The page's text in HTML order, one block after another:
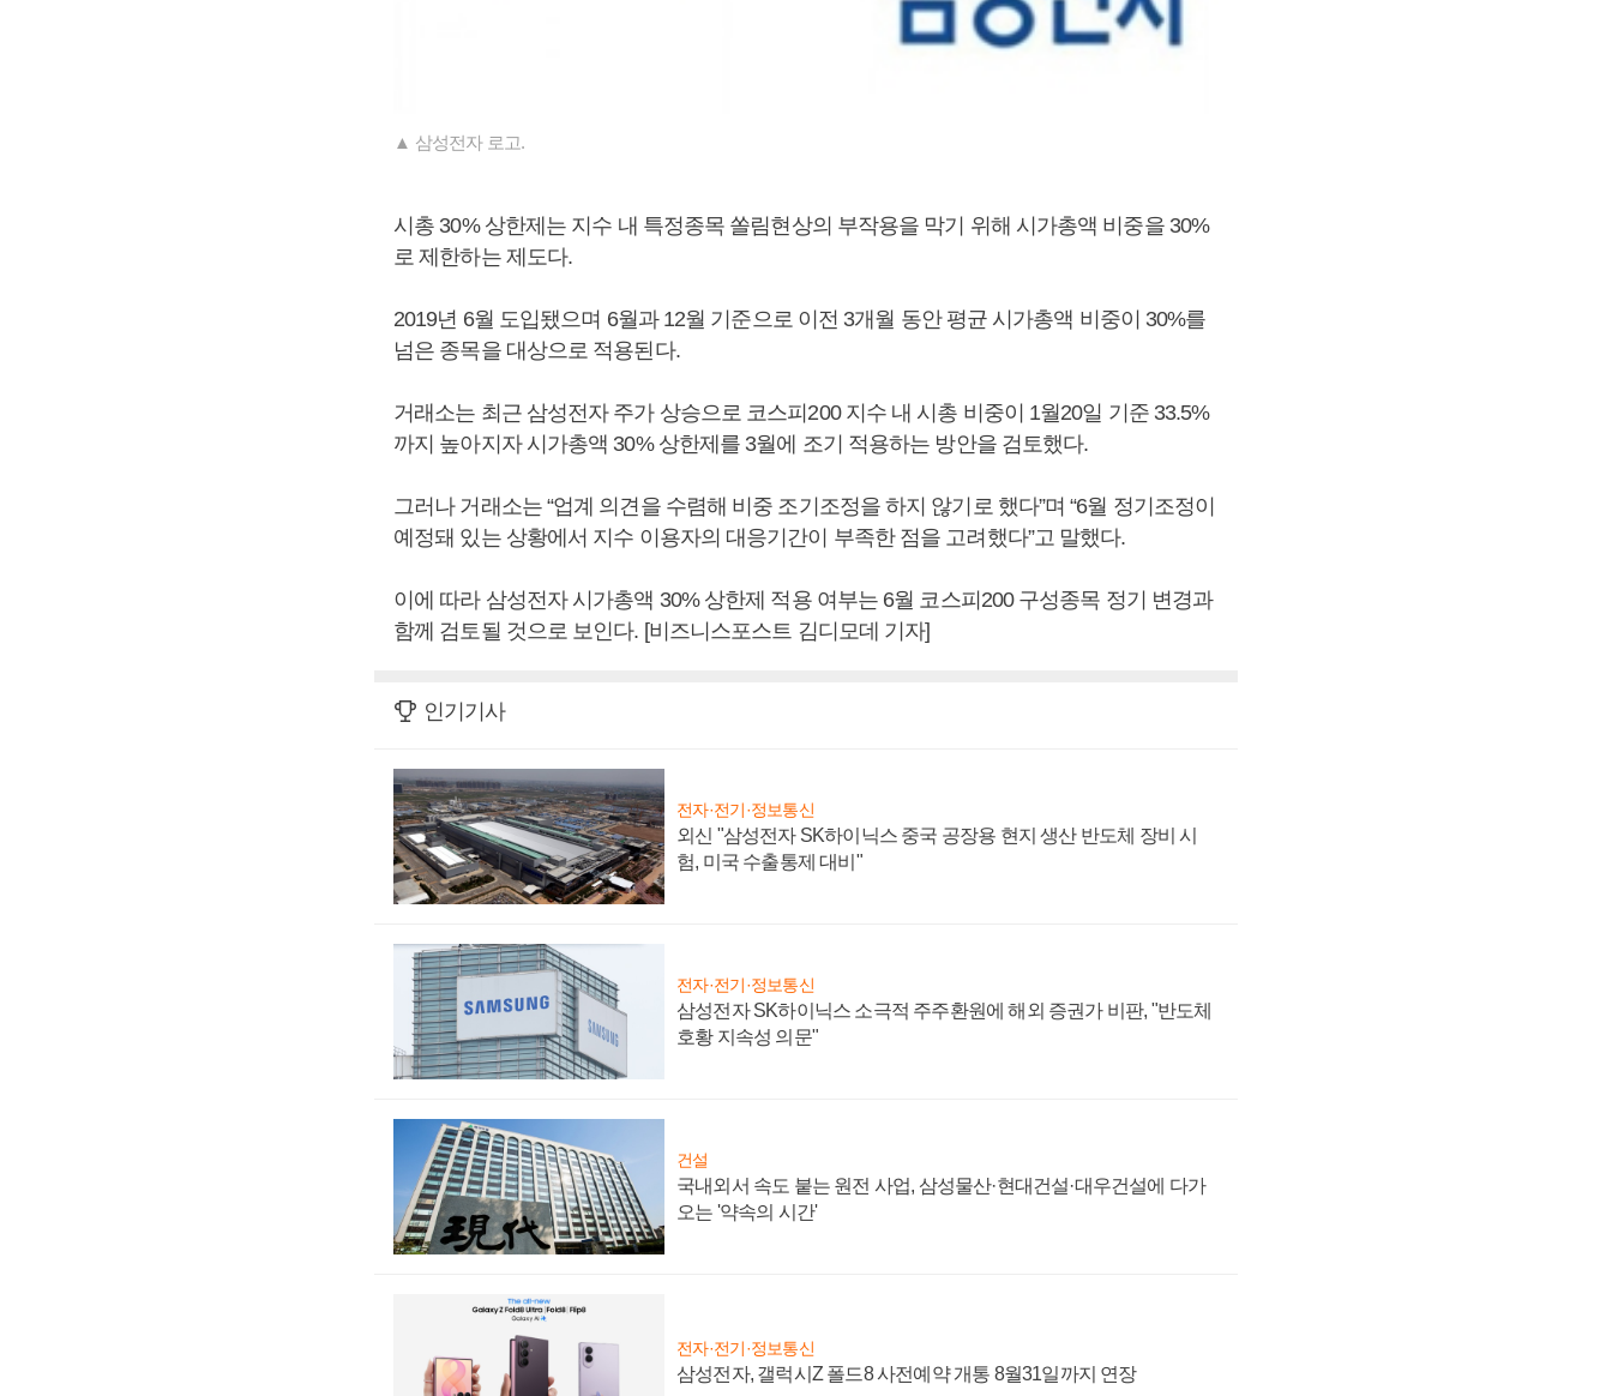
▲ 삼성전자 로고.
시총 30% 상한제는 지수 내 특정종목 쏠림현상의 부작용을 막기 위해 시가총액 비중을 30%
로 제한하는 제도다.
2019년 6월 도입됐으며 6월과 12월 기준으로 이전 3개월 동안 평균 시가총액 비중이 30%를
넘은 종목을 대상으로 적용된다.
거래소는 최근 삼성전자 주가 상승으로 코스피200 지수 내 시총 비중이 1월20일 기준 33.5%
까지 높아지자 시가총액 30% 상한제를 3월에 조기 적용하는 방안을 검토했다.
그러나 거래소는 “업계 의견을 수렴해 비중 조기조정을 하지 않기로 했다”며 “6월 정기조정이
예정돼 있는 상황에서 지수 이용자의 대응기간이 부족한 점을 고려했다”고 말했다.
이에 따라 삼성전자 시가총액 30% 상한제 적용 여부는 6월 코스피200 구성종목 정기 변경과
함께 검토될 것으로 보인다. [비즈니스포스트 김디모데 기자]
인기기사
전자·전기·정보통신
외신 "삼성전자 SK하이닉스 중국 공장용 현지 생산 반도체 장비 시
험, 미국 수출통제 대비"
전자·전기·정보통신
삼성전자 SK하이닉스 소극적 주주환원에 해외 증권가 비판, "반도체
호황 지속성 의문"
건설
국내외서 속도 붙는 원전 사업, 삼성물산·현대건설·대우건설에 다가
오는 '약속의 시간'
전자·전기·정보통신
삼성전자, 갤럭시Z 폴드8 사전예약 개통 8월31일까지 연장